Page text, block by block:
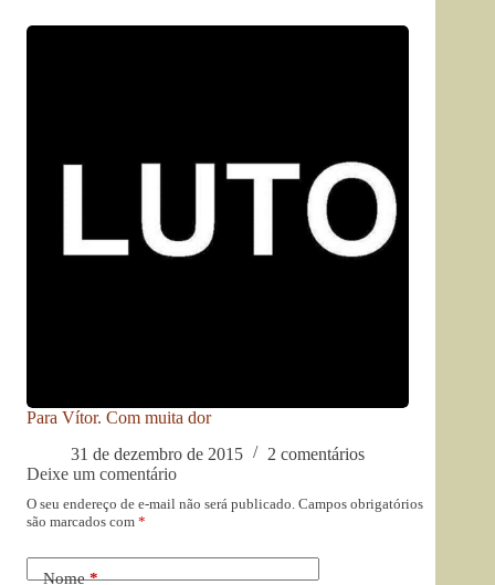
Para Vítor. Com muita dor
31 de dezembro de 2015
2 comentários
Deixe um comentário
O seu endereço de e-mail não será publicado. Campos obrigatórios
são marcados com *
Nome*